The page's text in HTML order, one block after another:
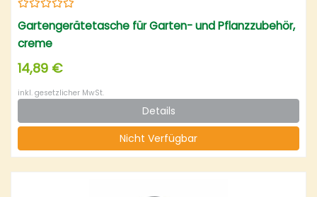
Gartengerätetasche für Garten- und Pflanzzubehör,
creme
14,89 €
inkl. gesetzlicher MwSt.
Details
Nicht Verfügbar